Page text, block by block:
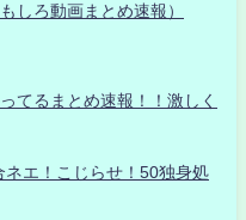
しろ動画まとめ速報）
てるまとめ速報！！激しく
ネエ！こじらせ！50独身処